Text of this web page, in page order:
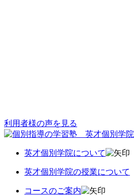
利用者様の声を見る
英才個別学院について
英才個別学院の授業について
コースのご案内